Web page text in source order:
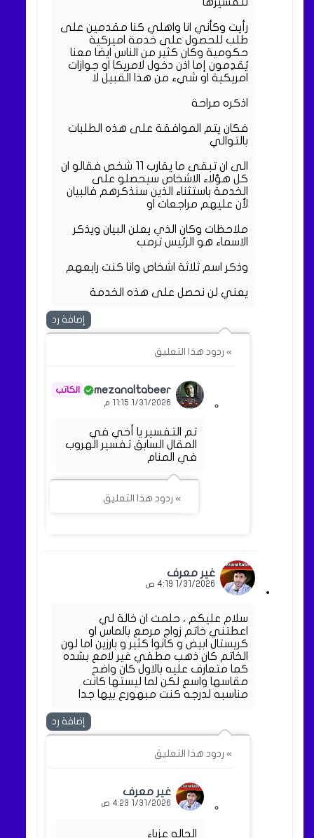
رأيت وكأني انا واهلي كنا مقدمين على
طلب للحصول على خدمة اميركية
حكومية وكان كثير من الناس ايضا معنا
يُقدِمون إما اذن دخول لامريكا او جوازات
امريكية او شيء من هذا القبيل لا
اذكره صراحة
فكان يتم الموافقة على هذه الطلبات
بالتوالي
الى ان تبقى ما يقارب 11 شخص فقالو ان
كل هؤلاء الاشخاص سيحصلو على
الخدمة باستثناء الذين سنذكرهم فالبيان
لأن عليهم مراجعات او
ملاحظات وكان الذي يعلن البيان ويذكر
الاسماء هو الرئيس ترمب
وذكر اسم ثلاثة اشخاص وانا كنت رابعهم
يعني لن نحصل على هذه الخدمة
إضافة رد
» ردود هذا التعليق
mezanaltabeer
1/31/2026 11:15 م
تم التفسير يا أخي في
المقال السابق تفسير الهروب
في المنام
» ردود هذا التعليق
غير معرف
1/31/2026 4:19 ص
سلام عليكم ، حلمت ان خالة لي
اعطتني خاتم زواج مرصع بالماس او
كريستال ابيض و كانوا كثير و بارزين اما لون
الخاتم كان ذهب مطفي غير لامع بشده
كما متعارف عليه بالاول كان واضح
مقاسها واسع لكن لما ليستها كانت
مناسبه لدرجه كنت مبهورع بيها جدا
إضافة رد
» ردود هذا التعليق
غير معرف
1/31/2026 4:23 ص
الحاله عزباء